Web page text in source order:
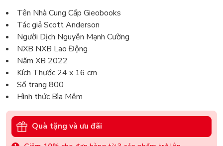
Tên Nhà Cung Cấp Gieobooks
Tác giả Scott Anderson
Người Dịch Nguyễn Mạnh Cường
NXB NXB Lao Động
Năm XB 2022
Kích Thước 24 x 16 cm
Số trang 800
Hình thức Bìa Mềm
Quà tặng và ưu đãi